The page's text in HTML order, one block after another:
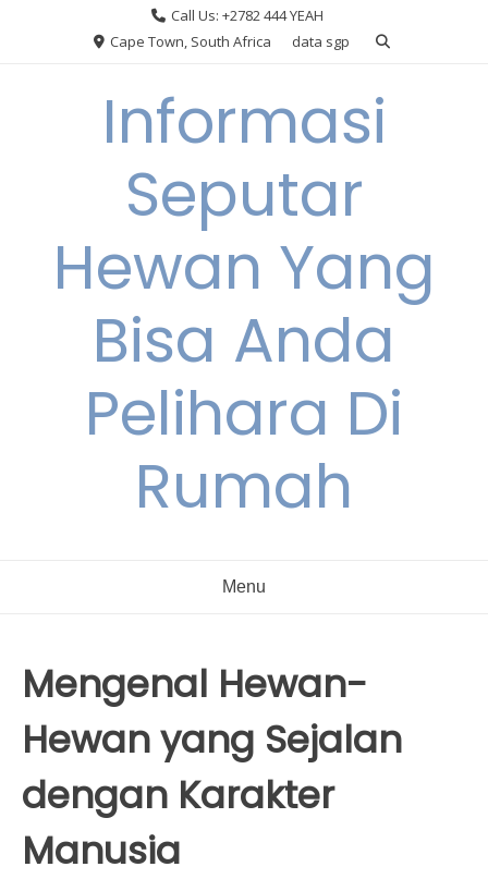
Call Us: +2782 444 YEAH
Cape Town, South Africa
data sgp
Informasi
Seputar
Hewan Yang
Bisa Anda
Pelihara Di
Rumah
Menu
Mengenal Hewan-
Hewan yang Sejalan
dengan Karakter
Manusia